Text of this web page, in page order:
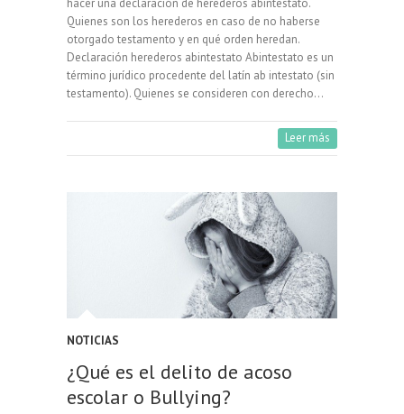
Quienes son los herederos en caso de no haberse
otorgado testamento y en qué orden heredan.
Declaración herederos abintestato Abintestato es un
término jurídico procedente del latín ab intestato (sin
testamento). Quienes se consideren con derecho…
Leer más
NOTICIAS
¿Qué es el delito de acoso
escolar o Bullying?